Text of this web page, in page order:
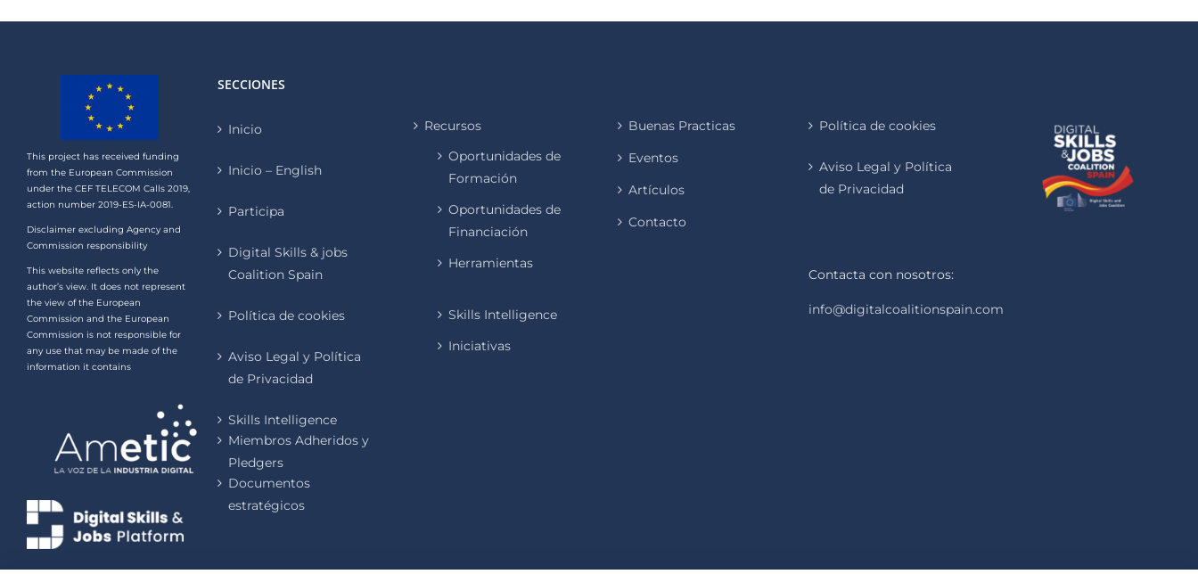
This project has received funding
from the European Commission
under the CEF TELECOM Calls 2019,
action number 2019-ES-IA-0081.
Disclaimer excluding Agency and
Commission responsibility
This website reflects only the
author’s view. It does not represent
the view of the European
Commission and the European
Commission is not responsible for
any use that may be made of the
information it contains
SECCIONES
Inicio
Inicio – English
Participa
Digital Skills & jobs
Coalition Spain
Política de cookies
Aviso Legal y Política
de Privacidad
Skills Intelligence
Miembros Adheridos y
Pledgers
Documentos
estratégicos
Recursos
Oportunidades de
Formación
Oportunidades de
Financiación
Herramientas
Skills Intelligence
Iniciativas
Buenas Practicas
Eventos
Artículos
Contacto
Política de cookies
Aviso Legal y Política
de Privacidad
Contacta con nosotros:
info@digitalcoalitionspain.com